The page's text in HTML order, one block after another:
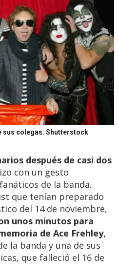
sus colegas. Shutterstock
después de casi dos
con un gesto
de la banda.
que tenían preparado
del 14 de noviembre,
unos minutos para
de Ace Frehley,
la banda y una de sus
que falleció el 16 de